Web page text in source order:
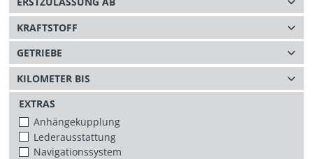
EXTRAS
Anhängekupplung
Lederausstattung
Navigationssystem